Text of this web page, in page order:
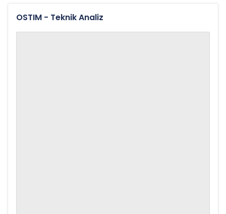
OSTIM - Teknik Analiz